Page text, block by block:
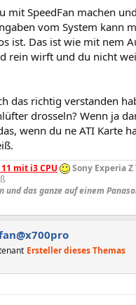
mit SpeedFan machen
vom System kann
ist. Das ist wie mit nem
rein wirft und du nicht
das richtig verstanden
drosseln? Wenn ja
wenn du ne ATI Karte
mit i3 CPU Sony Experia
und das ganze auf einem
Ersteller dieses Themas